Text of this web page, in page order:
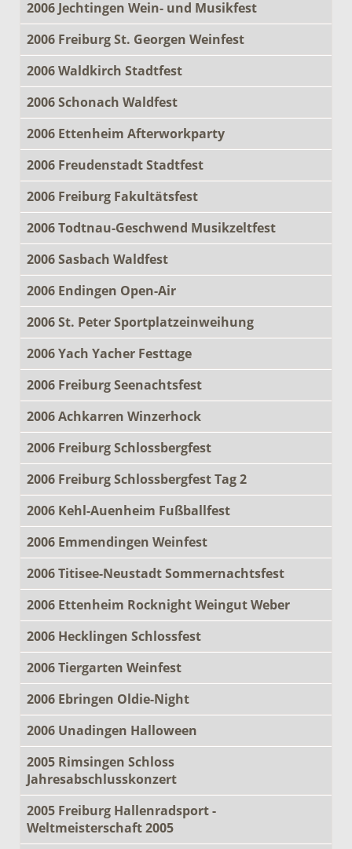
2006 Jechtingen Wein- und Musikfest
2006 Freiburg St. Georgen Weinfest
2006 Waldkirch Stadtfest
2006 Schonach Waldfest
2006 Ettenheim Afterworkparty
2006 Freudenstadt Stadtfest
2006 Freiburg Fakultätsfest
2006 Todtnau-Geschwend Musikzeltfest
2006 Sasbach Waldfest
2006 Endingen Open-Air
2006 St. Peter Sportplatzeinweihung
2006 Yach Yacher Festtage
2006 Freiburg Seenachtsfest
2006 Achkarren Winzerhock
2006 Freiburg Schlossbergfest
2006 Freiburg Schlossbergfest Tag 2
2006 Kehl-Auenheim Fußballfest
2006 Emmendingen Weinfest
2006 Titisee-Neustadt Sommernachtsfest
2006 Ettenheim Rocknight Weingut Weber
2006 Hecklingen Schlossfest
2006 Tiergarten Weinfest
2006 Ebringen Oldie-Night
2006 Unadingen Halloween
2005 Rimsingen Schloss
Jahresabschlusskonzert
2005 Freiburg Hallenradsport -
Weltmeisterschaft 2005